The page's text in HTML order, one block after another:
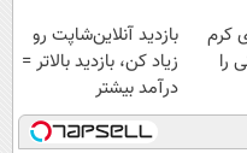
کرم
را
بازدید آنلاین‌شاپت رو
زیاد کن، بازدید بالاتر =
درآمد بیشتر